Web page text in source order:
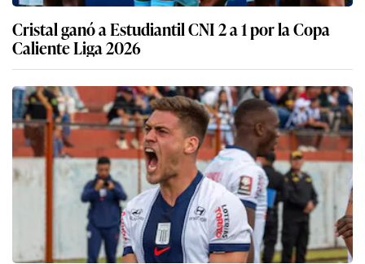
Cristal ganó a Estudiantil CNI 2 a 1 por la Copa
Caliente Liga 2026